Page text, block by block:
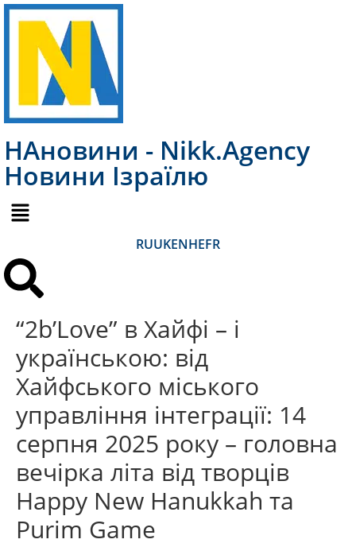
НАновини - Nikk.Agency
Новини Ізраїлю
RUUKENHEFR
“2b’Love” в Хайфі – і
українською: від
Хайфського міського
управління інтеграції: 14
серпня 2025 року – головна
вечірка літа від творців
Happy New Hanukkah та
Purim Game